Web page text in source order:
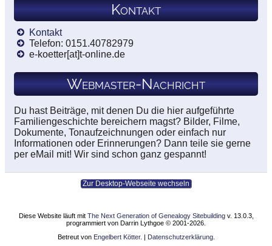
Kontakt
Kontakt
Telefon: 0151.40782979
e-koetter[at]t-online.de
Webmaster-Nachricht
Du hast Beiträge, mit denen Du die hier aufgeführte
Familiengeschichte bereichern magst? Bilder, Filme,
Dokumente, Tonaufzeichnungen oder einfach nur
Informationen oder Erinnerungen? Dann teile sie gerne
per eMail mit! Wir sind schon ganz gespannt!
Zur Desktop-Webseite wechseln
Diese Website läuft mit The Next Generation of Genealogy Sitebuildingv. 13.0.3,
programmiert von Darrin Lythgoe © 2001-2026.
Betreut von Engelbert Kötter. | Datenschutzerklärung.